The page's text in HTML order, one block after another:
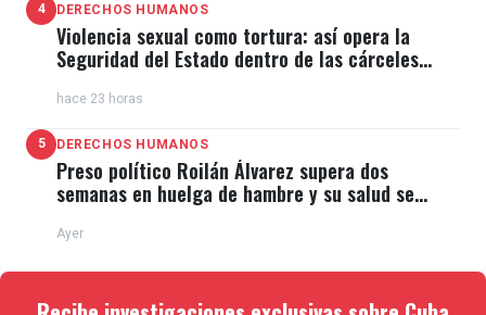
4 DERECHOS HUMANOS
Violencia sexual como tortura: así opera la
Seguridad del Estado dentro de las cárceles
hace 23 horas
5 DERECHOS HUMANOS
Preso político Roilán Álvarez supera dos
semanas en huelga de hambre y su salud se
Ayer